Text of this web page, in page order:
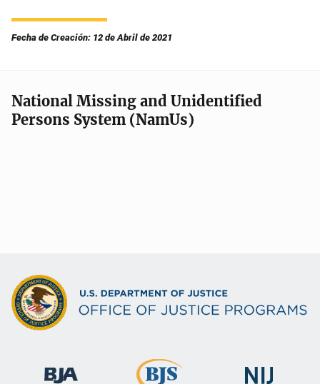
Fecha de Creación: 12 de Abril de 2021
National Missing and Unidentified
Persons System (NamUs)